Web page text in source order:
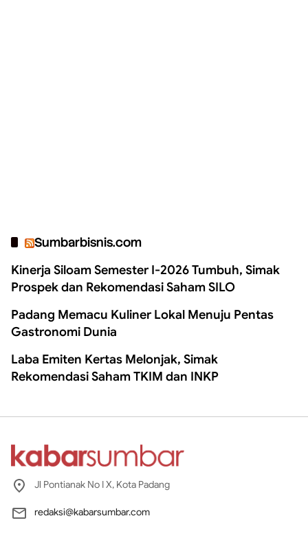
Sumbarbisnis.com
Kinerja Siloam Semester I-2026 Tumbuh, Simak
Prospek dan Rekomendasi Saham SILO
Padang Memacu Kuliner Lokal Menuju Pentas
Gastronomi Dunia
Laba Emiten Kertas Melonjak, Simak
Rekomendasi Saham TKIM dan INKP
Jl Pontianak No I X, Kota Padang
redaksi@kabarsumbar.com